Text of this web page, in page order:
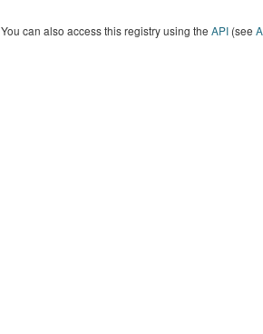
You can also access this registry using the API (see